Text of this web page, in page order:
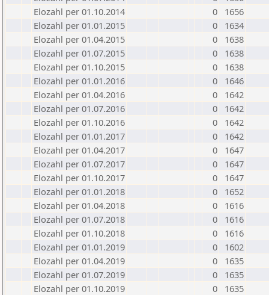
Elozahl per 01.10.2014
0
1656
Elozahl per 01.01.2015
0
1634
Elozahl per 01.04.2015
0
1638
Elozahl per 01.07.2015
0
1638
Elozahl per 01.10.2015
0
1638
Elozahl per 01.01.2016
0
1646
Elozahl per 01.04.2016
0
1642
Elozahl per 01.07.2016
0
1642
Elozahl per 01.10.2016
0
1642
Elozahl per 01.01.2017
0
1642
Elozahl per 01.04.2017
0
1647
Elozahl per 01.07.2017
0
1647
Elozahl per 01.10.2017
0
1647
Elozahl per 01.01.2018
0
1652
Elozahl per 01.04.2018
0
1616
Elozahl per 01.07.2018
0
1616
Elozahl per 01.10.2018
0
1616
Elozahl per 01.01.2019
0
1602
Elozahl per 01.04.2019
0
1635
Elozahl per 01.07.2019
0
1635
Elozahl per 01.10.2019
0
1635